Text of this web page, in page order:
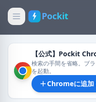
Pockit
【公式】Pockit
検索の手間を省略。ブ
を起動。
Chromeに追加